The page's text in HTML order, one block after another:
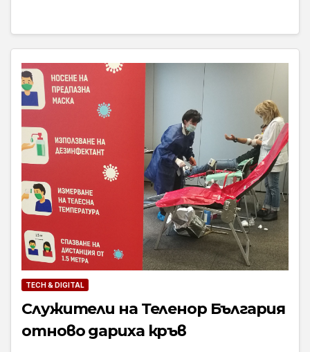
TECH & DIGITAL
Служители на Теленор България
отново дариха кръв